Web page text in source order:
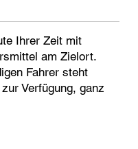
Ihrer Zeit mit
am Zielort.
Fahrer steht
Verfügung, ganz